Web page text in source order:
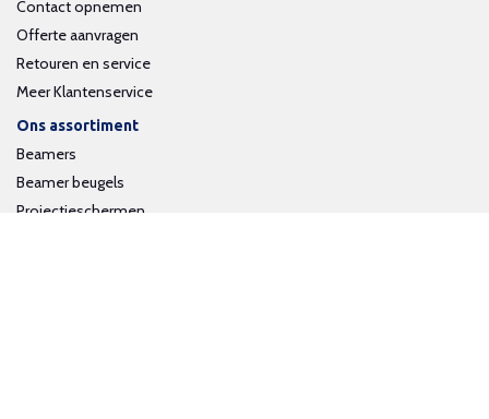
Contact opnemen
Offerte aanvragen
Retouren en service
Meer Klantenservice
Ons assortiment
Beamers
Beamer beugels
Projectieschermen